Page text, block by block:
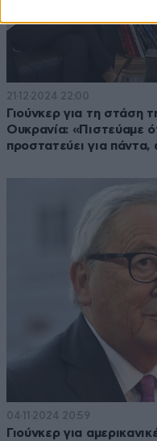
21·12·2024 22:00
Γιούνκερ για τη στάση
Ουκρανία: «Πιστεύαμε
προστατεύει για πάντα,
04·11·2024 20:59
Γιούνκερ για